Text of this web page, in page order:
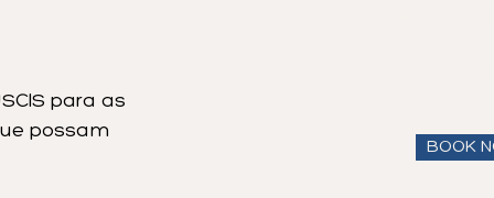
para as
possam
BOOK